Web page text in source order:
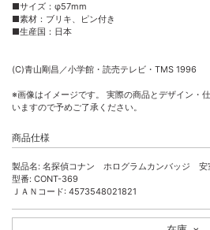
■サイズ：φ57mm
■素材：ブリキ、ピン付き
■生産国：日本
(C)青山剛昌／小学館・読売テレビ・TMS 1996
※画像はイメージです。 実際の商品とデザイン・
いますので予めご了承ください。
商品仕様
製品名: 名探偵コナン ホログラムカンバッジ
型番: CONT-369
ＪＡＮコード: 4573548021821